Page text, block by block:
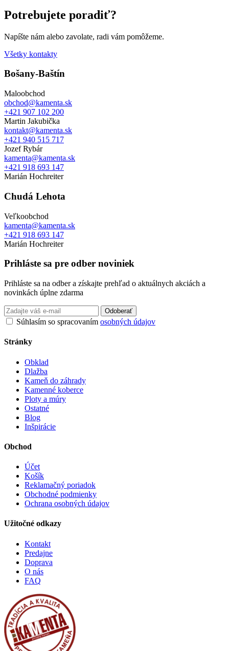
Potrebujete poradiť?
Napíšte nám alebo zavolate, radi vám pomôžeme.
Všetky kontakty
Bošany-Baštín
Maloobchod
obchod@kamenta.sk
+421 907 102 200
Martin Jakubička
kontakt@kamenta.sk
+421 940 515 717
Jozef Rybár
kamenta@kamenta.sk
+421 918 693 147
Marián Hochreiter
Chudá Lehota
Veľkoobchod
kamenta@kamenta.sk
+421 918 693 147
Marián Hochreiter
Prihláste sa pre odber noviniek
Prihláste sa na odber a získajte prehľad o aktuálnych akciách a
novinkách úplne zdarma
Odoberať
Súhlasím so spracovaním osobných údajov
Stránky
Obklad
Dlažba
Kameň do záhrady
Kamenné koberce
Ploty a múry
Ostatné
Blog
Inšpirácie
Obchod
Účet
Košík
Reklamačný poriadok
Obchodné podmienky
Ochrana osobných údajov
Užitočné odkazy
Kontakt
Predajne
Doprava
O nás
FAQ